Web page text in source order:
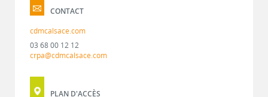
CONTACT
cdmcalsace.com
03 68 00 12 12
crpa@cdmcalsace.com
PLAN D'ACCÈS